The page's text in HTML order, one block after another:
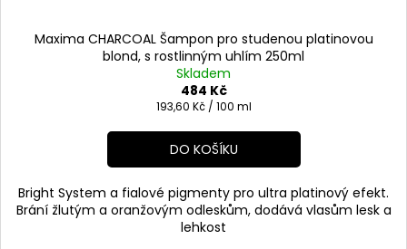
Maxima CHARCOAL Šampon pro studenou platinovou
blond, s rostlinným uhlím 250ml
Skladem
484 Kč
Měrná
193,60 Kč / 100 ml
DO KOŠÍKU
Bright System a fialové pigmenty pro ultra platinový efekt.
Brání žlutým a oranžovým odleskům, dodává vlasům lesk a
lehkost